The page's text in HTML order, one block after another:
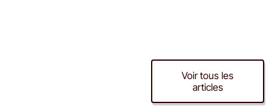
Voir tous les
articles